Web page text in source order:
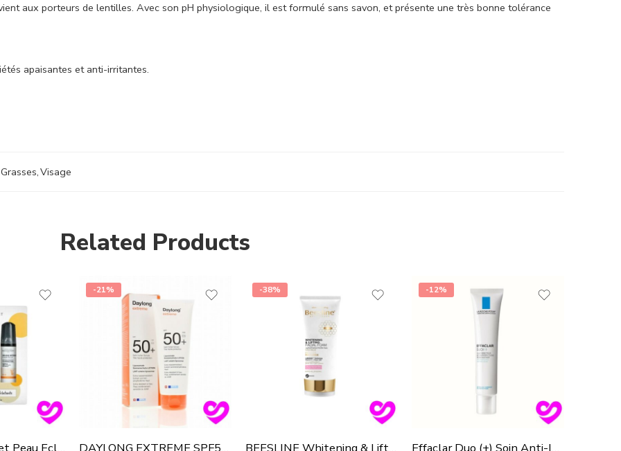
aux porteurs de lentilles. Avec son pH physiologique, il est formulé sans savon, et présente une très bonne tolérance
apaisantes et anti-irritantes.
,Visage
Related Products
-21% -38% -12%